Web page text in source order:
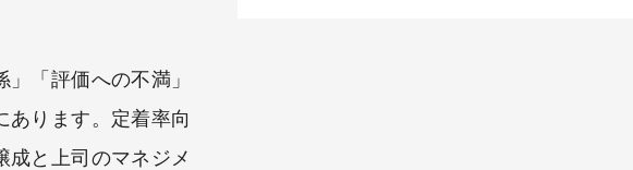
「評価への不満」
あります。定着率向
成と上司のマネジメ